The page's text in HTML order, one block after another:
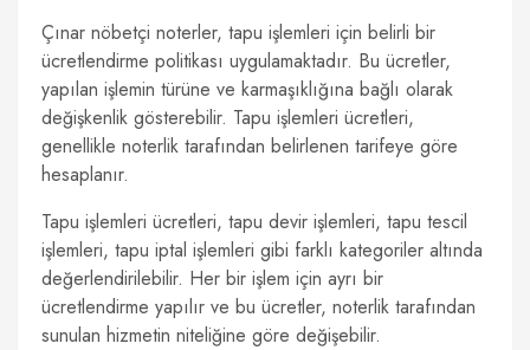
Çınar nöbetçi noterler, tapu işlemleri için belirli bir
ücretlendirme politikası uygulamaktadır. Bu ücretler,
yapılan işlemin türüne ve karmaşıklığına bağlı olarak
değişkenlik gösterebilir. Tapu işlemleri ücretleri,
genellikle noterlik tarafından belirlenen tarifeye göre
hesaplanır.
Tapu işlemleri ücretleri, tapu devir işlemleri, tapu tescil
işlemleri, tapu iptal işlemleri gibi farklı kategoriler altında
değerlendirilebilir. Her bir işlem için ayrı bir
ücretlendirme yapılır ve bu ücretler, noterlik tarafından
sunulan hizmetin niteliğine göre değişebilir.